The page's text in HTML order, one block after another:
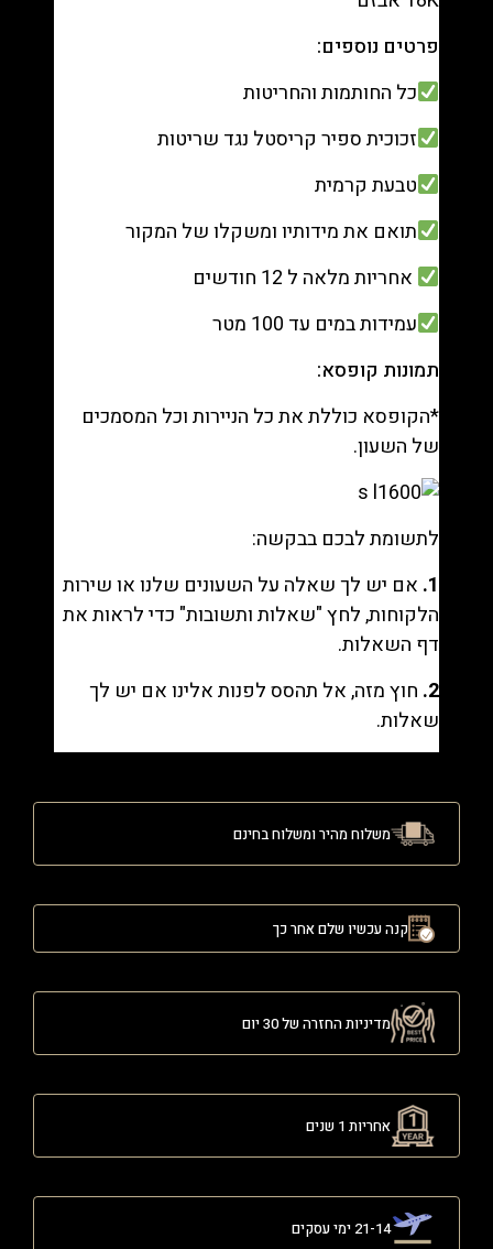
פרטים נוספים:
כל החותמות והחריטות
זכוכית ספיר קריסטל נגד שריטות
טבעת קרמית
תואם את מידותיו ומשקלו של המקור
אחריות מלאה ל 12 חודשים
עמידות במים עד 100 מטר
תמונות קופסא:
*הקופסא כוללת את כל הניירות וכל המסמכים
של השעון.
לתשומת לבכם בבקשה:
1. אם יש לך שאלה על השעונים שלנו או שירות
הלקוחות, לחץ "שאלות ותשובות" כדי לראות את
דף השאלות.
2. חוץ מזה, אל תהסס לפנות אלינו אם יש לך
שאלות.
משלוח מהיר ומשלוח בחינם
קנה עכשיו שלם אחר כך
מדיניות החזרה של 30 יום
אחריות 1 שנים
21-14 ימי עסקים